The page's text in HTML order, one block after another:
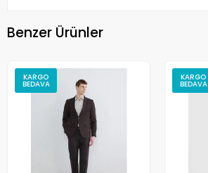
Benzer Ürünler
KARGO
BEDAVA
KARGO
BEDAVA